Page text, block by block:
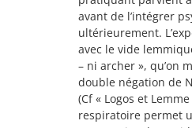
avant de l’intégrer
ultérieurement.
avec le vide
– ni archer », qu’on
double négation de
(Cf « Logos et
respiratoire permet